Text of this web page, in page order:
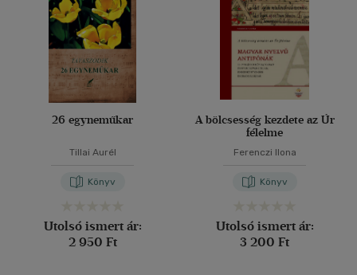
26 egyneműkar
Tillai Aurél
Könyv
Utolsó ismert ár:
2 950 Ft
A bölcsesség kezdete az Úr
félelme
Ferenczi Ilona
Könyv
Utolsó ismert ár:
3 200 Ft